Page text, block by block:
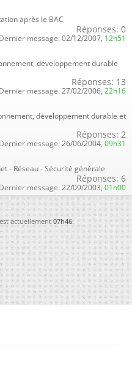
après le BAC
Réponses: 0
Dernier message: 02/12/2007, 12h51
développement durable
Réponses: 13
Dernier message: 27/02/2006, 22h16
développement durable et
Réponses: 2
Dernier message: 26/06/2004, 09h31
- Réseau - Sécurité générale
Réponses: 6
Dernier message: 22/09/2003, 01h00
actuellement07h46.